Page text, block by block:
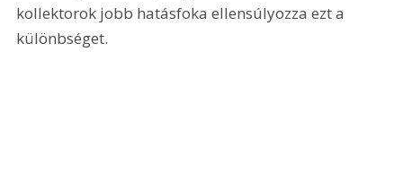
kollektorok jobb hatásfoka ellensúlyozza ezt a
különbséget.